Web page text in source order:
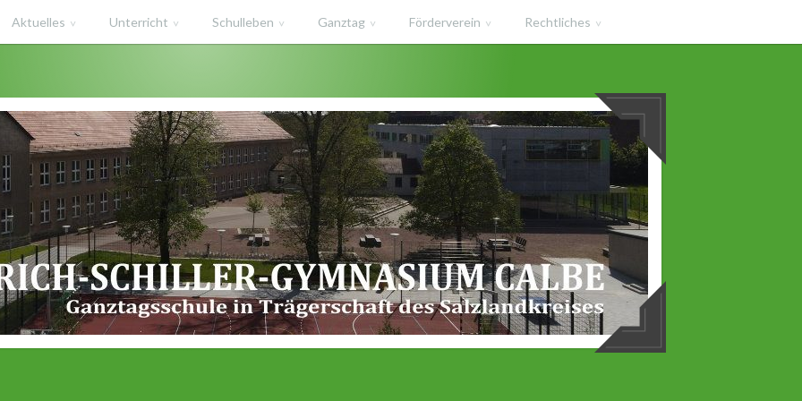
Aktuelles Unterricht Schulleben Ganztag Förderverein Rechtliches